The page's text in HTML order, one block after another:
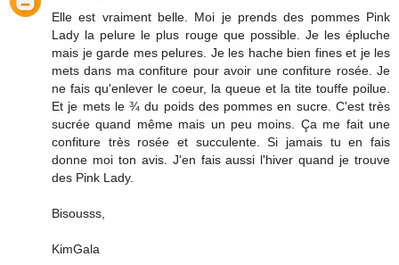
Elle est vraiment belle. Moi je prends des pommes Pink
Lady la pelure le plus rouge que possible. Je les épluche
mais je garde mes pelures. Je les hache bien fines et je les
mets dans ma confiture pour avoir une confiture rosée. Je
ne fais qu'enlever le coeur, la queue et la tite touffe poilue.
Et je mets le ¾ du poids des pommes en sucre. C'est très
sucrée quand même mais un peu moins. Ça me fait une
confiture très rosée et succulente. Si jamais tu en fais
donne moi ton avis. J'en fais aussi l'hiver quand je trouve
des Pink Lady.
Bisousss,
KimGala